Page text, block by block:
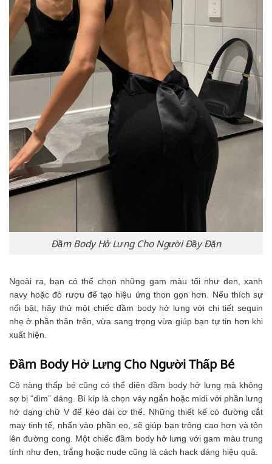
Đầm Body Hở Lưng Cho Người Đầy Đặn
Ngoài ra, bạn có thể chọn những gam màu tối như đen, xanh
navy hoặc đỏ rượu để tạo hiệu ứng thon gọn hơn. Nếu thích sự
nổi bật, hãy thử một chiếc đầm body hở lưng với chi tiết sequin
nhẹ ở phần thân trên, vừa sang trọng vừa giúp bạn tự tin hơn khi
xuất hiện.
Đầm Body Hở Lưng Cho Người Thấp Bé
Cô nàng thấp bé cũng có thể diện đầm body hở lưng mà không
sợ bị “dìm” dáng. Bí kíp là chọn váy ngắn hoặc midi với phần lưng
hở dạng chữ V để kéo dài cơ thể. Những thiết kế có đường cắt
may tinh tế, nhấn vào phần eo, sẽ giúp bạn trông cao hơn và tôn
lên đường cong. Một chiếc đầm body hở lưng với gam màu trung
tính như đen, trắng hoặc nude cũng là cách hack dáng hiệu quả.